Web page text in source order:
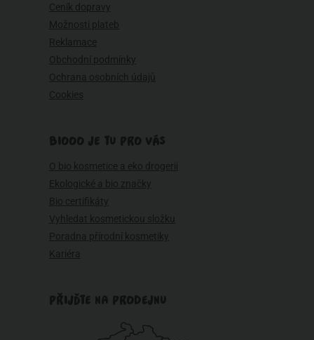
Ceník dopravy
Možnosti plateb
Reklamace
Obchodní podmínky
Ochrana osobních údajů
Cookies
BIOOO JE TU PRO VÁS
O bio kosmetice a eko drogerii
Ekologické a bio značky
Bio certifikáty
Vyhledat kosmetickou složku
Poradna přírodní kosmetiky
Kariéra
PŘIJĎTE NA PRODEJNU